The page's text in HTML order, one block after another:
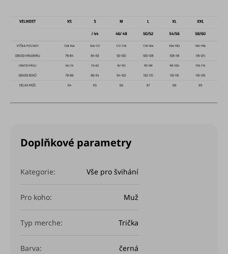
Doplňkové parametry
Kategorie: Vše pro švihání
Pro koho: Muž
Typ merche: Trička
Barva: černá